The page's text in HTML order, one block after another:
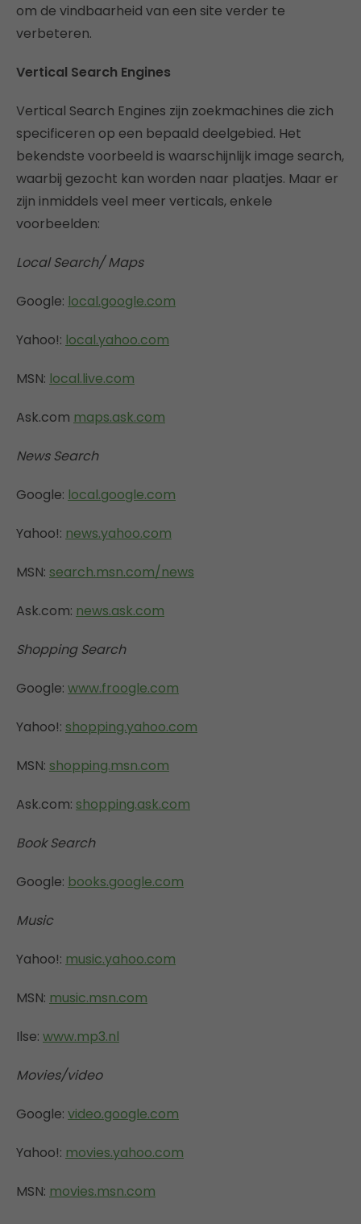
om de vindbaarheid van een site verder te
verbeteren.
Vertical Search Engines
Vertical Search Engines zijn zoekmachines die zich
specificeren op een bepaald deelgebied. Het
bekendste voorbeeld is waarschijnlijk image search,
waarbij gezocht kan worden naar plaatjes. Maar er
zijn inmiddels veel meer verticals, enkele
voorbeelden:
Local Search/ Maps
Google: local.google.com
Yahoo!: local.yahoo.com
MSN: local.live.com
Ask.com maps.ask.com
News Search
Google: local.google.com
Yahoo!: news.yahoo.com
MSN: search.msn.com/news
Ask.com: news.ask.com
Shopping Search
Google: www.froogle.com
Yahoo!: shopping.yahoo.com
MSN: shopping.msn.com
Ask.com: shopping.ask.com
Book Search
Google: books.google.com
Music
Yahoo!: music.yahoo.com
MSN: music.msn.com
Ilse: www.mp3.nl
Movies/video
Google: video.google.com
Yahoo!: movies.yahoo.com
MSN: movies.msn.com